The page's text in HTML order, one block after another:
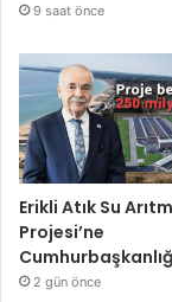
9 saat önce
Erikli Atık Su
Projesi’ne
2 gün önce